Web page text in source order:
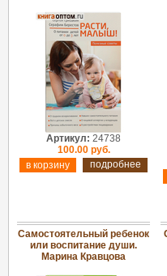
Артикул: 24738
100.00 руб.
подробнее
Самостоятельный ребенок
или воспитание души.
Марина Кравцова